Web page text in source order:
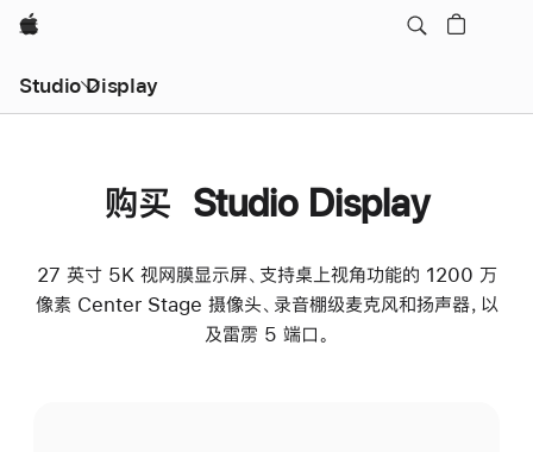
Apple
Studio Display
购买 Studio Display
27 英寸 5K 视网膜显示屏、支持桌上视角功能的 1200 万
像素 Center Stage 摄像头、录音棚级麦克风和扬声器，以
及雷雳 5 端口。